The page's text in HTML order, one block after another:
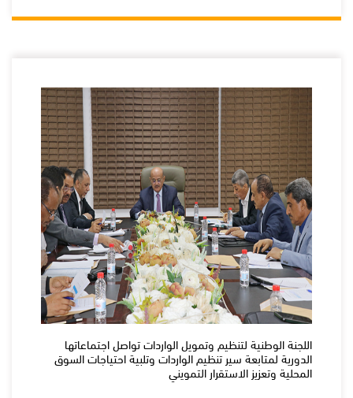
اللجنة الوطنية لتنظيم وتمويل الواردات تواصل اجتماعاتها
الدورية لمتابعة سير تنظيم الواردات وتلبية احتياجات السوق
المحلية وتعزيز الاستقرار التمويني